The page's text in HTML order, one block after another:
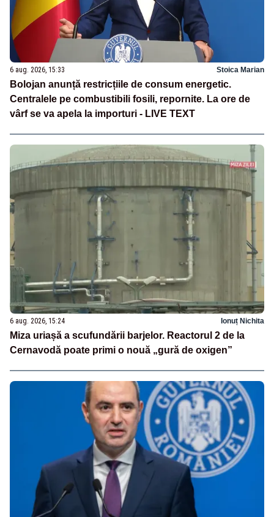
6 aug. 2026, 15:33 Stoica Marian
Bolojan anunță restricțiile de consum energetic.
Centralele pe combustibili fosili, repornite. La ore de
vârf se va apela la importuri - LIVE TEXT
6 aug. 2026, 15:24 Ionuț Nichita
Miza uriașă a scufundării barjelor. Reactorul 2 de la
Cernavodă poate primi o nouă „gură de oxigen”